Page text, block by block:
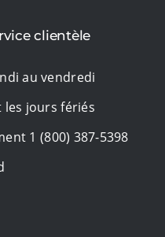
clientèle
au vendredi
les jours fériés
1 (800) 387-5398